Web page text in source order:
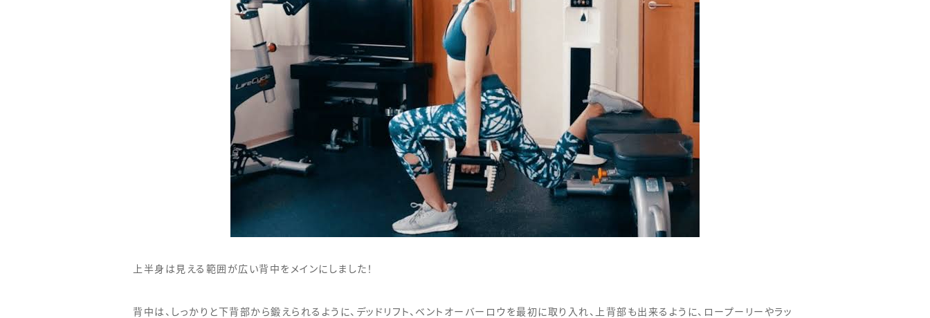
上半身は見える範囲が広い背中をメインにしました！
背中は、しっかりと下背部から鍛えられるように、デッドリフト、ベントオーバーロウを最初に取り入れ、上背部も出来るように、ロープーリーやラッ